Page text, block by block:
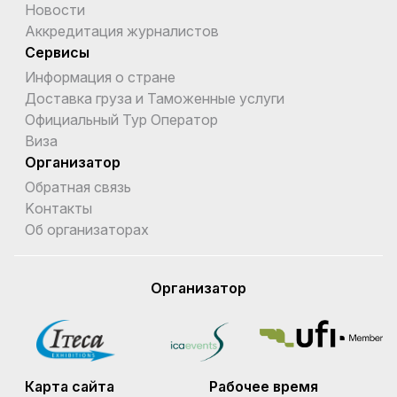
Новости
Аккредитация журналистов
Сервисы
Информация о стране
Доставка груза и Таможенные услуги
Официальный Тур Оператор
Виза
Организатор
Обратная связь
Kонтакты
Об организаторах
Организатор
Карта сайта
Рабочее время